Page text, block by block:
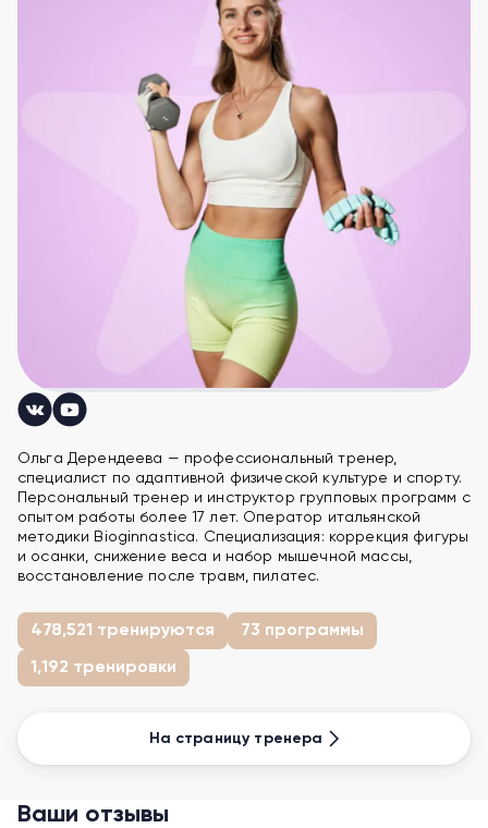
Ольга Дерендеева — профессиональный тренер,
специалист по адаптивной физической культуре и спорту.
Персональный тренер и инструктор групповых программ с
опытом работы более 17 лет. Оператор итальянской
методики Bioginnastica. Специализация: коррекция фигуры
и осанки, снижение веса и набор мышечной массы,
восстановление после травм, пилатес.
478,521 тренируются 73 программы
1,192 тренировки
На страницу тренера
Ваши отзывы